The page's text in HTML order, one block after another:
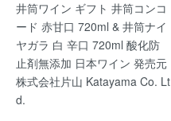
井筒ワイン ギフト 井筒コンコ
ード 赤甘口 720ml & 井筒ナイ
ヤガラ 白 辛口 720ml 酸化防
止剤無添加 日本ワイン 発売元
株式会社片山 Katayama Co. Lt
d.